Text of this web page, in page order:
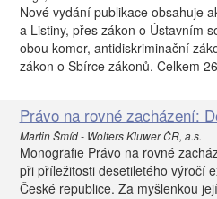
Nové vydání publikace obsahuje
a Listiny, přes zákon o Ústavním
obou komor, antidiskriminační
zákon o Sbírce zákonů. Celkem
Právo na rovné zacházení:
Martin Šmíd - Wolters Kluwer ČR, a.s.
Monografie Právo na rovné
při příležitosti desetiletého výročí
České republice. Za myšlenkou